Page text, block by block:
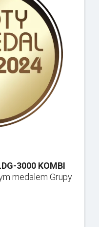
3000 KOMBI
medalem Grupy